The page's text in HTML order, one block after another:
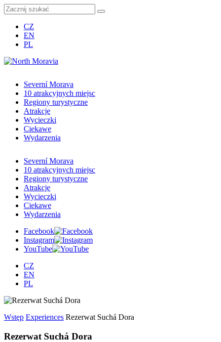
CZ
EN
PL
Severní Morava
10 atrakcyjnych miejsc
Regiony turystyczne
Atrakcje
Wycieczki
Ciekawe
Wydarzenia
Severní Morava
10 atrakcyjnych miejsc
Regiony turystyczne
Atrakcje
Wycieczki
Ciekawe
Wydarzenia
Facebook
Instagram
YouTube
CZ
EN
PL
Wstęp Experiences Rezerwat Suchá Dora
Rezerwat Suchá Dora